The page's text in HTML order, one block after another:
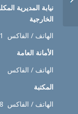
نيابة المديرية
الخارجية
الهاتف / الفاكس 01 02 38 24 (+213)
الأمانة العامة
الهاتف / الفاكس 04 01 38
المكتبة
الهاتف / الفاكس 38 00 38 24 (+213)